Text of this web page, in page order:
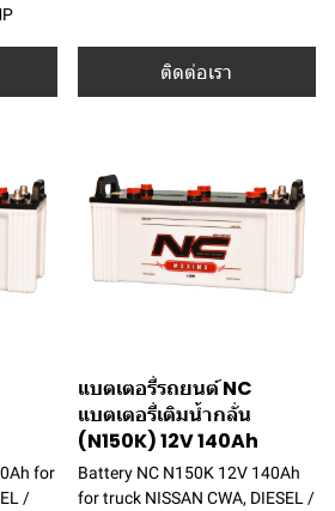
ติดต่อเรา
for
/
แบตเตอรี่รถยนต์ NC
แบตเตอรี่เติมน้ำกลั่น
(N150K) 12V 140Ah
Battery NC N150K 12V 140Ah
for truck NISSAN CWA, DIESEL /